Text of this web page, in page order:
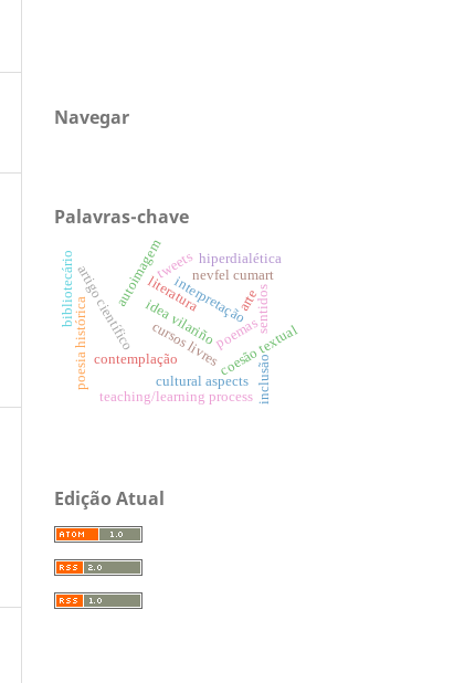
Navegar
Palavras-chave
literatura
poemas
cursos livres
autoimagem
contemplação
arte
interpretaçãosentidos
nevfel cumart
artigo científico coesão textual
cultural aspects
poesia histórica idea vilariño
teaching/learning process
tweets hiperdialética
inclusão
bibliotecário
Edição Atual